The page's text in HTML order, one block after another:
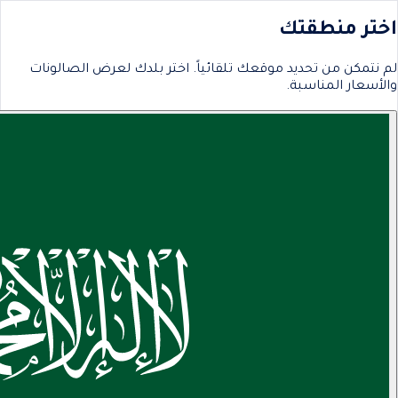
اختر منطقتك
لم نتمكن من تحديد موقعك تلقائياً. اختر بلدك لعرض الصالونات
والأسعار المناسبة.